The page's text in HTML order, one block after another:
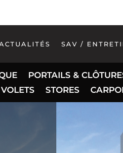
SAV /
PORTAILS &
VOLETS
STORES